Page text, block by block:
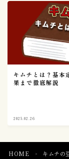
キムチとは？基本
果まで徹底解説
2025.02.26
HOME ＞ キムチの